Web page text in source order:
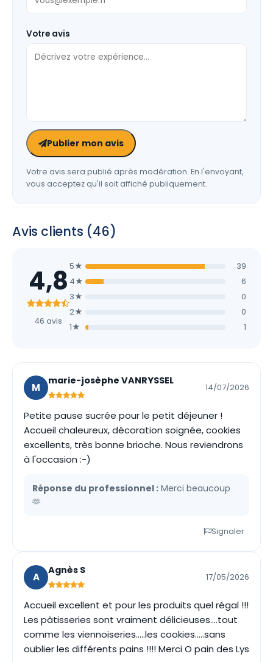
Votre avis
Publier mon avis
Votre avis sera publié après modération. En l'envoyant,
vous acceptez qu'il soit affiché publiquement.
Avis clients (46)
4,8
46 avis
5★
39
4★
6
3★
0
2★
0
1★
1
M
marie-josèphe VANRYSSEL
14/07/2026
Petite pause sucrée pour le petit déjeuner !
Accueil chaleureux, décoration soignée, cookies
excellents, très bonne brioche. Nous reviendrons
à l'occasion :-)
Réponse du professionnel : Merci beaucoup
🫶
Signaler
A
Agnès S
17/05/2026
Accueil excellent et pour les produits quel régal !!!
Les pâtisseries sont vraiment délicieuses....tout
comme les viennoiseries.....les cookies.....sans
oublier les différents pains !!!! Merci O pain des Lys